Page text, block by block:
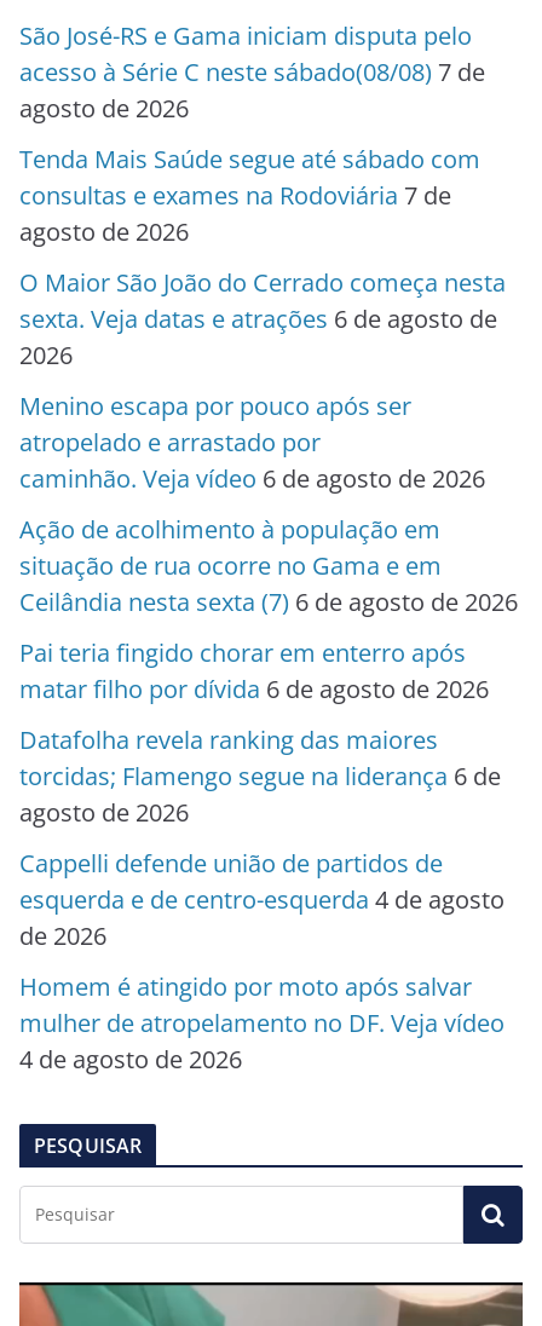
São José-RS e Gama iniciam disputa pelo
acesso à Série C neste sábado(08/08) 7 de
agosto de 2026
Tenda Mais Saúde segue até sábado com
consultas e exames na Rodoviária 7 de
agosto de 2026
O Maior São João do Cerrado começa nesta
sexta. Veja datas e atrações 6 de agosto de
2026
Menino escapa por pouco após ser
atropelado e arrastado por
caminhão. Veja vídeo 6 de agosto de 2026
Ação de acolhimento à população em
situação de rua ocorre no Gama e em
Ceilândia nesta sexta (7) 6 de agosto de 2026
Pai teria fingido chorar em enterro após
matar filho por dívida 6 de agosto de 2026
Datafolha revela ranking das maiores
torcidas; Flamengo segue na liderança 6 de
agosto de 2026
Cappelli defende união de partidos de
esquerda e de centro-esquerda 4 de agosto
de 2026
Homem é atingido por moto após salvar
mulher de atropelamento no DF. Veja vídeo
4 de agosto de 2026
PESQUISAR